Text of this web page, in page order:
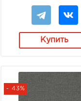
Купить
- 43%